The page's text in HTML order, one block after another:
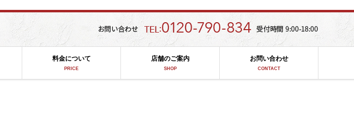
料金について
PRICE
店舗のご案内
SHOP
お問い合わせ
CONTACT